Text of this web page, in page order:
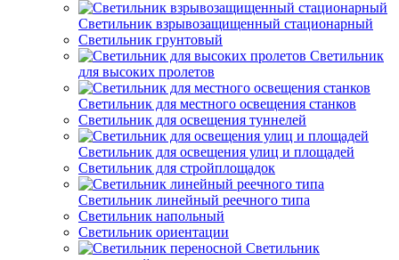
Светильник взрывозащищенный стационарный
Светильник грунтовый
Светильник
для высоких пролетов
Светильник для местного освещения станков
Светильник для освещения туннелей
Светильник для освещения улиц и площадей
Светильник для стройплощадок
Светильник линейный реечного типа
Светильник напольный
Светильник ориентации
Светильник